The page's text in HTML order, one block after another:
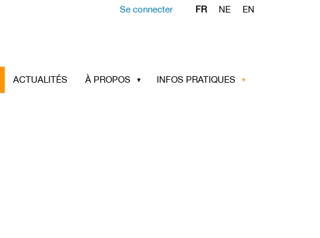
Se connecter FR NE EN
ACTUALITÉS À PROPOS INFOS PRATIQUES